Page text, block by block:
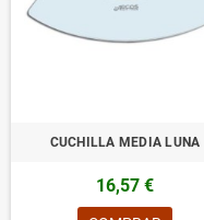
CUCHILLA MEDIA LUNA
16,57 €